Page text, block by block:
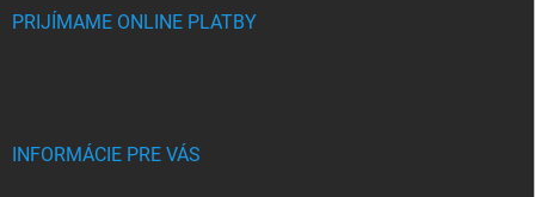
PRIJÍMAME ONLINE PLATBY
INFORMÁCIE PRE VÁS